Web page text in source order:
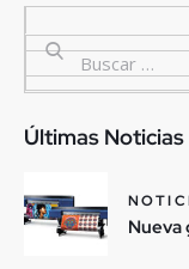
Últimas Noticias
Nueva